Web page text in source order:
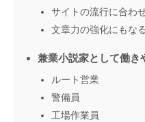
サイトの流行に合わ
文章力の強化にもなる
兼業小説家として働き
ルート営業
警備員
工場作業員